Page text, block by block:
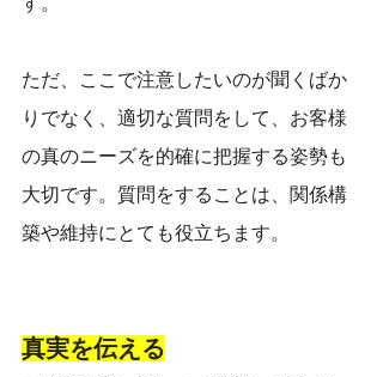
ただ、ここで注意したいのが聞くばか
りでなく、適切な質問をして、お客様
の真のニーズを的確に把握する姿勢も
大切です。質問をすることは、関係構
築や維持にとても役立ちます。
真実を伝える